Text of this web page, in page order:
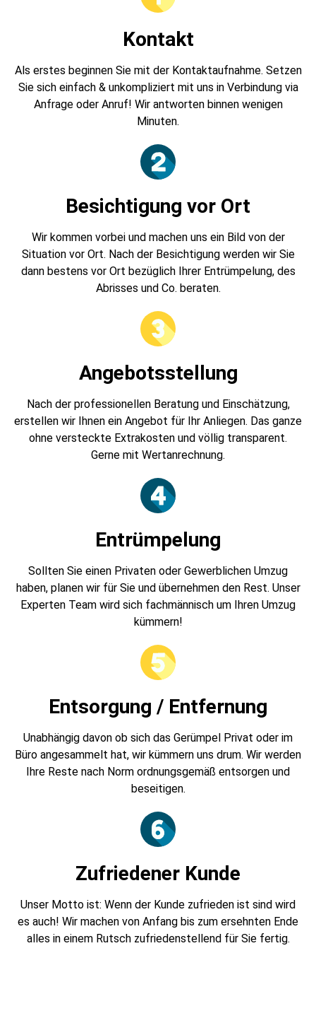
Kontakt
Als erstes beginnen Sie mit der Kontaktaufnahme. Setzen
Sie sich einfach & unkompliziert mit uns in Verbindung via
Anfrage oder Anruf! Wir antworten binnen wenigen
Minuten.
Besichtigung vor Ort
Wir kommen vorbei und machen uns ein Bild von der
Situation vor Ort. Nach der Besichtigung werden wir Sie
dann bestens vor Ort bezüglich Ihrer Entrümpelung, des
Abrisses und Co. beraten.
Angebotsstellung
Nach der professionellen Beratung und Einschätzung,
erstellen wir Ihnen ein Angebot für Ihr Anliegen. Das ganze
ohne versteckte Extrakosten und völlig transparent.
Gerne mit Wertanrechnung.
Entrümpelung
Sollten Sie einen Privaten oder Gewerblichen Umzug
haben, planen wir für Sie und übernehmen den Rest. Unser
Experten Team wird sich fachmännisch um Ihren Umzug
kümmern!
Entsorgung / Entfernung
Unabhängig davon ob sich das Gerümpel Privat oder im
Büro angesammelt hat, wir kümmern uns drum. Wir werden
Ihre Reste nach Norm ordnungsgemäß entsorgen und
beseitigen.
Zufriedener Kunde
Unser Motto ist: Wenn der Kunde zufrieden ist sind wird
es auch! Wir machen von Anfang bis zum ersehnten Ende
alles in einem Rutsch zufriedenstellend für Sie fertig.